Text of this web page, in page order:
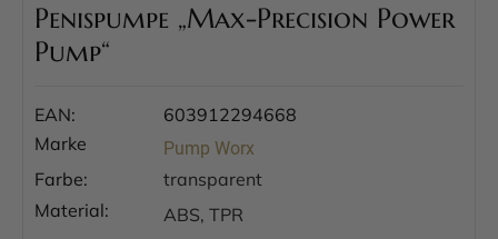
Penispumpe „Max-Precision Power
Pump“
EAN:
603912294668
Marke
Pump Worx
Farbe:
transparent
Material:
ABS, TPR